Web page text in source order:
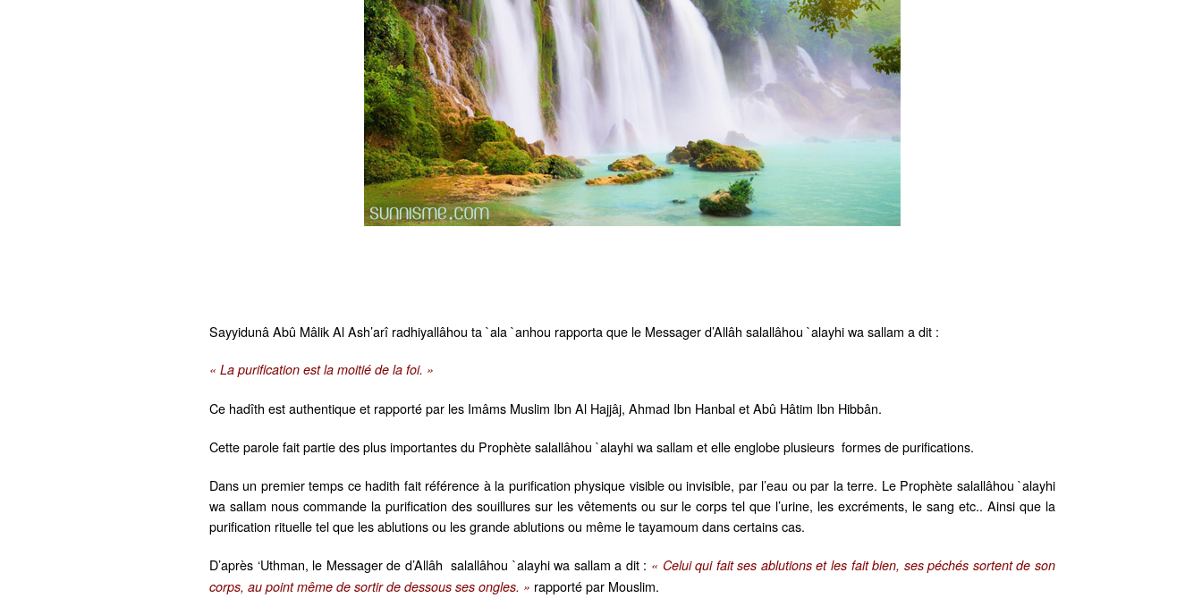
Sayyidunâ Abû Mâlik Al Ash’arî radhiyallâhou ta `ala `anhou rapporta que le Messager d’Allâh salallâhou `alayhi wa sallam a dit :
« La purification est la moitié de la foi. »
Ce hadîth est authentique et rapporté par les Imâms Muslim Ibn Al Hajjâj, Ahmad Ibn Hanbal et Abû Hâtim Ibn Hibbân.
Cette parole fait partie des plus importantes du Prophète salallâhou `alayhi wa sallam et elle englobe plusieurs formes de purifications.
Dans un premier temps ce hadith fait référence à la purification physique visible ou invisible, par l’eau ou par la terre. Le Prophète salallâhou `alayhi
wa sallam nous commande la purification des souillures sur les vêtements ou sur le corps tel que l’urine, les excréments, le sang etc.. Ainsi que la
purification rituelle tel que les ablutions ou les grande ablutions ou même le tayamoum dans certains cas.
D’après ‘Uthman, le Messager de d’Allâh salallâhou `alayhi wa sallam a dit : « Celui qui fait ses ablutions et les fait bien, ses péchés sortent de son
corps, au point même de sortir de dessous ses ongles. » rapporté par Mouslim.